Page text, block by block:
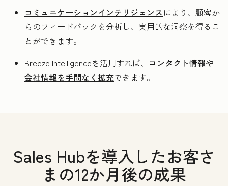
コミュニケーションインテリジェンス により、顧客か
らのフィードバックを分析し、実用的な洞察を得るこ
とができます。
Breeze Intelligenceを活用すれば、 コンタクト情報や
会社情報を手間なく拡充できます。
Sales Hubを導入したお客さ
まの12か月後の成果